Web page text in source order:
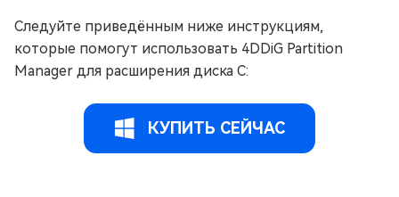
Следуйте приведённым ниже инструкциям,
которые помогут использовать 4DDiG Partition
Manager для расширения диска C:
КУПИТЬ СЕЙЧАС